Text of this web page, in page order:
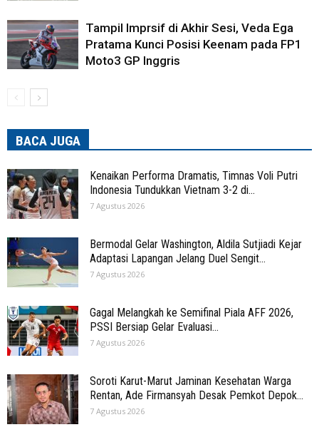
Tampil Imprsif di Akhir Sesi, Veda Ega
Pratama Kunci Posisi Keenam pada FP1
Moto3 GP Inggris
BACA JUGA
Kenaikan Performa Dramatis, Timnas Voli Putri
Indonesia Tundukkan Vietnam 3-2 di...
7 Agustus 2026
Bermodal Gelar Washington, Aldila Sutjiadi Kejar
Adaptasi Lapangan Jelang Duel Sengit...
7 Agustus 2026
Gagal Melangkah ke Semifinal Piala AFF 2026,
PSSI Bersiap Gelar Evaluasi...
7 Agustus 2026
Soroti Karut-Marut Jaminan Kesehatan Warga
Rentan, Ade Firmansyah Desak Pemkot Depok...
7 Agustus 2026